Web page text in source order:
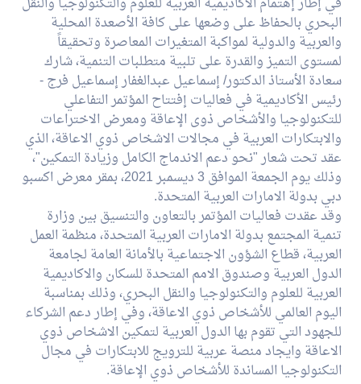
10.6.9 Disability access
scheme
10.6.10 Disability
accommodation policy
10.6.11 Anti- Harassment
Policy
البحري بالحفاظ على وضعها على كافة الأصعدة المحلية
والعربية والدولية لمواكبة المتغيرات المعاصرة وتحقيقاً
لمستوى التميز والقدرة على تلبية متطلبات التنمية، شارك
سعادة الأستاذ الدكتور/ إسماعيل عبدالغفار إسماعيل فرج -
رئيس الأكاديمية في فعاليات إفتتاح المؤتمر التفاعلي
للتكنولوجيا والأشخاص ذوى الإعاقة ومعرض الاختراعات
والابتكارات العربية في مجالات الاشخاص ذوي الاعاقة، الذي
عقد تحت شعار "نحو دعم الاندماج الكامل وزيادة التمكين"،
وذلك يوم الجمعة الموافق 3 ديسمبر 2021، بمقر معرض اكسبو
دبي بدولة الامارات العربية المتحدة.
وقد عقدت فعاليات المؤتمر بالتعاون والتنسيق بين وزارة
تنمية المجتمع بدولة الامارات العربية المتحدة، منظمة العمل
العربية، قطاع الشؤون الاجتماعية بالأمانة العامة لجامعة
الدول العربية وصندوق الامم المتحدة للسكان والاكاديمية
العربية للعلوم والتكنولوجيا والنقل البحري، وذلك بمناسبة
اليوم العالمي للأشخاص ذوي الاعاقة، وفي إطار دعم الشركاء
للجهود التي تقوم بها الدول العربية لتمكين الاشخاص ذوي
الاعاقة وايجاد منصة عربية للترويج للابتكارات في مجال
التكنولوجيا المساندة للأشخاص ذوي الإعاقة.